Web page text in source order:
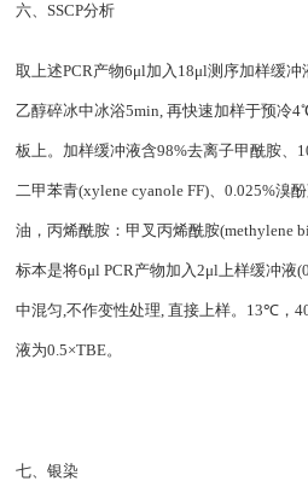
六、SSCP分析
取上述PCR产物6μl加入 18μl测序加样缓冲
乙醇碎冰中冰浴5min,再快速加样于预冷4
板上。加样缓冲液含98%去离子甲酰胺、
二甲苯青(xylene cyanole FF)、0.025%溴
油，丙烯酰胺：甲叉丙烯酰胺(methylene
标本是将6μl PCR产物加入2μl上样缓冲液
中混匀,不作变性处理,直接上样。 13℃，
液为0.5×TBE。
七、银染